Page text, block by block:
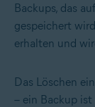
Backups, das
gespeichert
erhalten und
Das Löschen
– ein Backup